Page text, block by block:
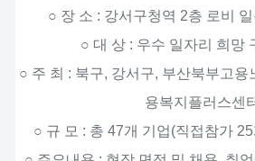
○ 장 소 : 강서구청역 2층 로비
○ 대 상 : 우수 일자리 희망
○ 주 최 : 북구, 강서구, 부산북부고용
용복지플러스센
○ 규 모 : 총 47개 기업(직접참가